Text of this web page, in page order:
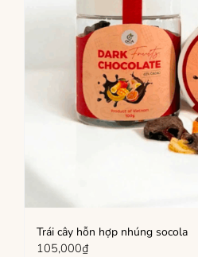
Trái cây hỗn hợp nhúng socola
105,000₫